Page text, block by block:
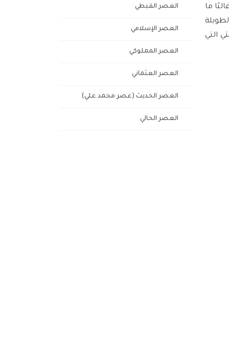
ما
التي
العصر القبطي
العصر الإسلامي
العصر المملوكي
العصر العثماني
العصر الحديث (عصر محمد علي)
العصر الحالي